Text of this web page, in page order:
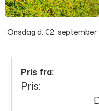
Onsdag d. 02. september
Pris fra:
Pris: